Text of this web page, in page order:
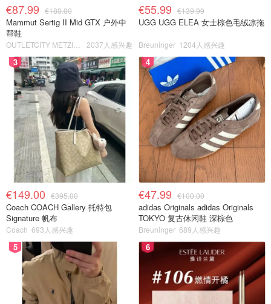
€87.99 €180.00
Mammut Sertig II Mid GTX 户外中
帮鞋
2037人感兴趣
€55.99 €139.99
UGG UGG ELEA 女士棕色毛绒凉拖
Breuninger 1204人感兴趣
3
€149.00 €395.00
Coach COACH Gallery 托特包
Signature 帆布
Coach 693人感兴趣
4
€47.99 €100.00
adidas Originals adidas Originals
TOKYO 复古休闲鞋 深棕色
Breuninger 689人感兴趣
5 6